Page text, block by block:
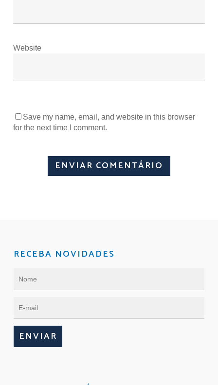
Website
Save my name, email, and website in this browser
for the next time I comment.
RECEBA NOVIDADES
ENVIAR